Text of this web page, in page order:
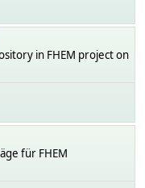
in FHEM project on
für FHEM